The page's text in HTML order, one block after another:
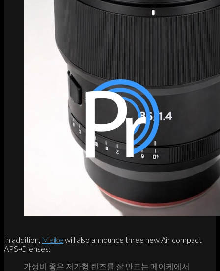
In addition, Meike will also announce three new Air compact
APS-C lenses:
가성비 좋은 저가형 렌즈를 잘 만드는 메이케에서